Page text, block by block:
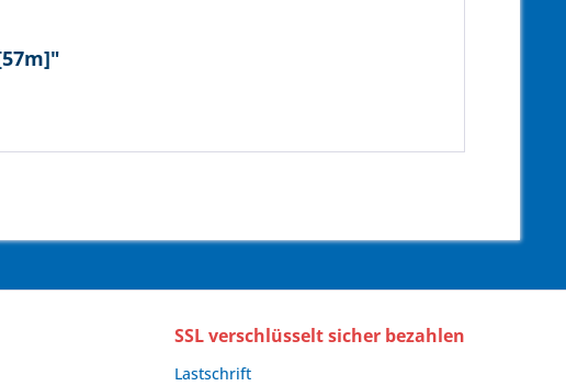
SSL verschlüsselt sicher bezahlen
Lastschrift